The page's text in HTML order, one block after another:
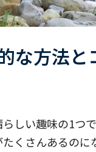
な方法と
しい趣味の1つ
くさんあるの